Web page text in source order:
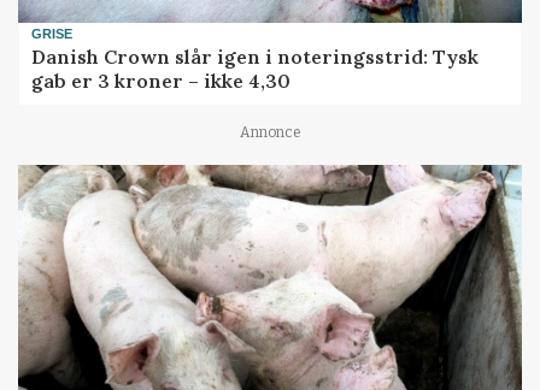
GRISE
Danish Crown slår igen i noteringsstrid: Tysk
gab er 3 kroner – ikke 4,30
Annonce